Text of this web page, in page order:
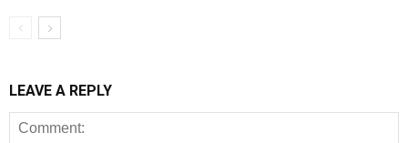
LEAVE A REPLY